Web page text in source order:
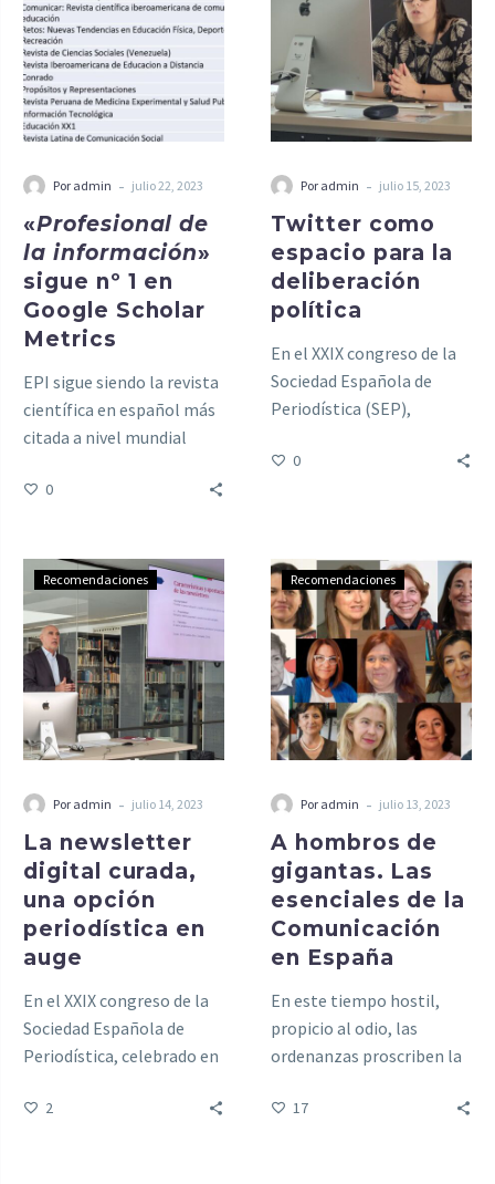
Por admin - julio 22, 2023
«Profesional de
la información»
sigue nº 1 en
Google Scholar
Metrics
EPI sigue siendo la revista
científica en español más
citada a nivel mundial
0
Por admin - julio 15, 2023
Twitter como
espacio para la
deliberación
política
En el XXIX congreso de la
Sociedad Española de
Periodística (SEP),
Blanquerna – URL de
“Twitter como espacio
para la deliberación sobre
información política: los
ciudadanos en la discusión
digital de la
#MocionDeCensura de
2023”, de Laura Alonso-
Ripollés.
0
Recomendaciones
Por admin - julio 14, 2023
La newsletter
digital curada,
una opción
periodística en
auge
En el XXIX congreso de la
Sociedad Española de
Periodística, celebrado en
de Barcelona los días 29 y
2
Recomendaciones
Por admin - julio 13, 2023
A hombros de
gigantas. Las
esenciales de la
Comunicación
en España
En este tiempo hostil,
propicio al odio, las
ordenanzas proscriben la
sexo contrario.
17